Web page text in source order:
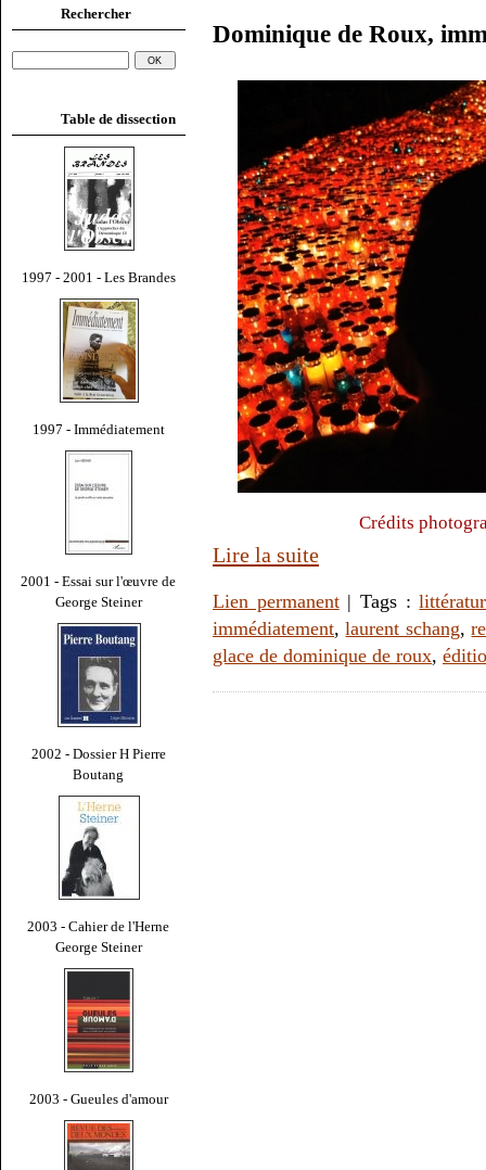
Rechercher
Table de dissection
1997 - 2001 - Les Brandes
1997 - Immédiatement
2001 - Essai sur l'œuvre de
George Steiner
2002 - Dossier H Pierre
Boutang
2003 - Cahier de l'Herne
George Steiner
2003 - Gueules d'amour
Dominique de Roux,
Crédits
Lire la suite
Lien permanent| Tags :
immédiatement,laurent schang,
glace de dominique de roux,